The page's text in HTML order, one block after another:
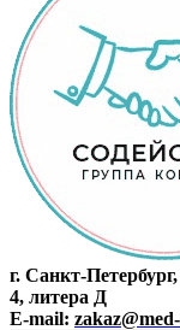
г. Санкт-
4, литера Д
E-mail: